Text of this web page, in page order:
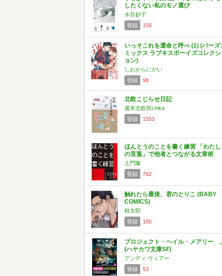
したくない私のモノ選び
水谷妙子
登録
156
いっそこれを運命と呼べ (1) (バーズ
ミックス ラブキスボーイズコレクシ
ョン)
しおからにがい
登録
98
北欧こじらせ日記
週末北欧部chika
登録
1553
ほんとうのことを書く練習 「わたし
の言葉」で他者とつながる文章術
土門蘭
登録
762
触れたら最後、君のとりこ (BABY
COMICS)
椋太郎
登録
180
プロジェクト・ヘイル・メアリー
(ハヤカワ文庫SF)
アンディ ウィアー
登録
53